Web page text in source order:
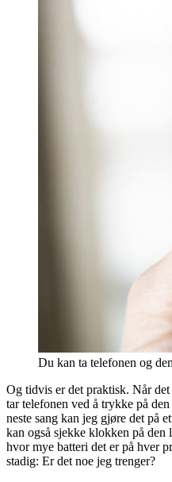
Du kan ta telefonen og
Og tidvis er det praktisk. Når
tar telefonen ved å trykke på
neste sang kan jeg gjøre det på
kan også sjekke klokken på
hvor mye batteri det er på hver
stadig: Er det noe jeg trenger?